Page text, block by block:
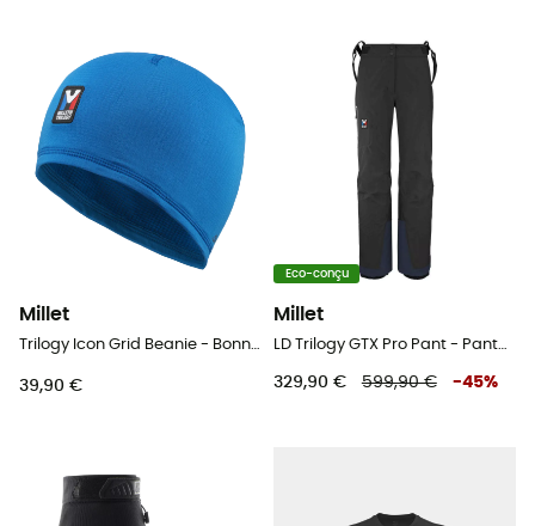
Millet
Trilogy Icon Grid Beanie - Bonnet
39,90 €
Eco-conçu
Millet
LD Trilogy GTX Pro Pant - Pantalon imperméable femme
329,90 € 599,90 € -45%